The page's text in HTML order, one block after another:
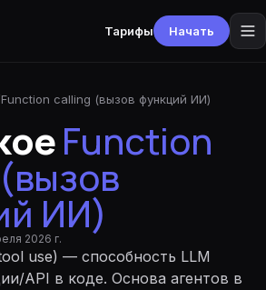
Тарифы Начать
Function calling (вызов функций ИИ)
Function
ИИ)
2026 г.
use) — способность LLM
API в коде. Основа агентов в